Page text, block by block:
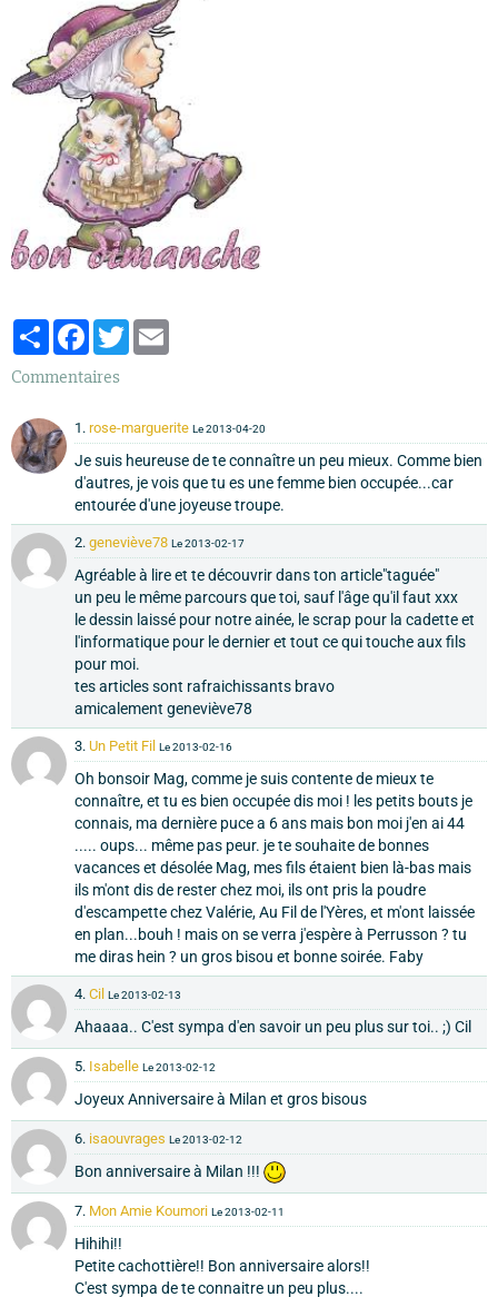
PartagerFacebook
Twitter
Commentaires
1. rose-marguerite Le 2013-04-20
Je suis heureuse de te connaître un peu mieux. Comme bien
d'autres, je vois que tu es une femme bien occupée...car
entourée d'une joyeuse troupe.
2. geneviève78 Le 2013-02-17
Agréable à lire et te découvrir dans ton article"taguée"
un peu le même parcours que toi, sauf l'âge qu'il faut xxx
le dessin laissé pour notre ainée, le scrap pour la cadette et
l'informatique pour le dernier et tout ce qui touche aux fils
pour moi.
tes articles sont rafraichissants bravo
amicalement geneviève78
3. Un Petit Fil Le 2013-02-16
Oh bonsoir Mag, comme je suis contente de mieux te
connaître, et tu es bien occupée dis moi ! les petits bouts je
connais, ma dernière puce a 6 ans mais bon moi j'en ai 44
..... oups... même pas peur. je te souhaite de bonnes
vacances et désolée Mag, mes fils étaient bien là-bas mais
ils m'ont dis de rester chez moi, ils ont pris la poudre
d'escampette chez Valérie, Au Fil de l'Yères, et m'ont laissée
en plan...bouh ! mais on se verra j'espère à Perrusson ? tu
me diras hein ? un gros bisou et bonne soirée. Faby
4. Cil Le 2013-02-13
Ahaaaa.. C'est sympa d'en savoir un peu plus sur toi.. ;) Cil
5. Isabelle Le 2013-02-12
Joyeux Anniversaire à Milan et gros bisous
6. isaouvrages Le 2013-02-12
Bon anniversaire à Milan !!!
7. Mon Amie Koumori Le 2013-02-11
Hihihi!!
Petite cachottière!! Bon anniversaire alors!!
C'est sympa de te connaitre un peu plus....